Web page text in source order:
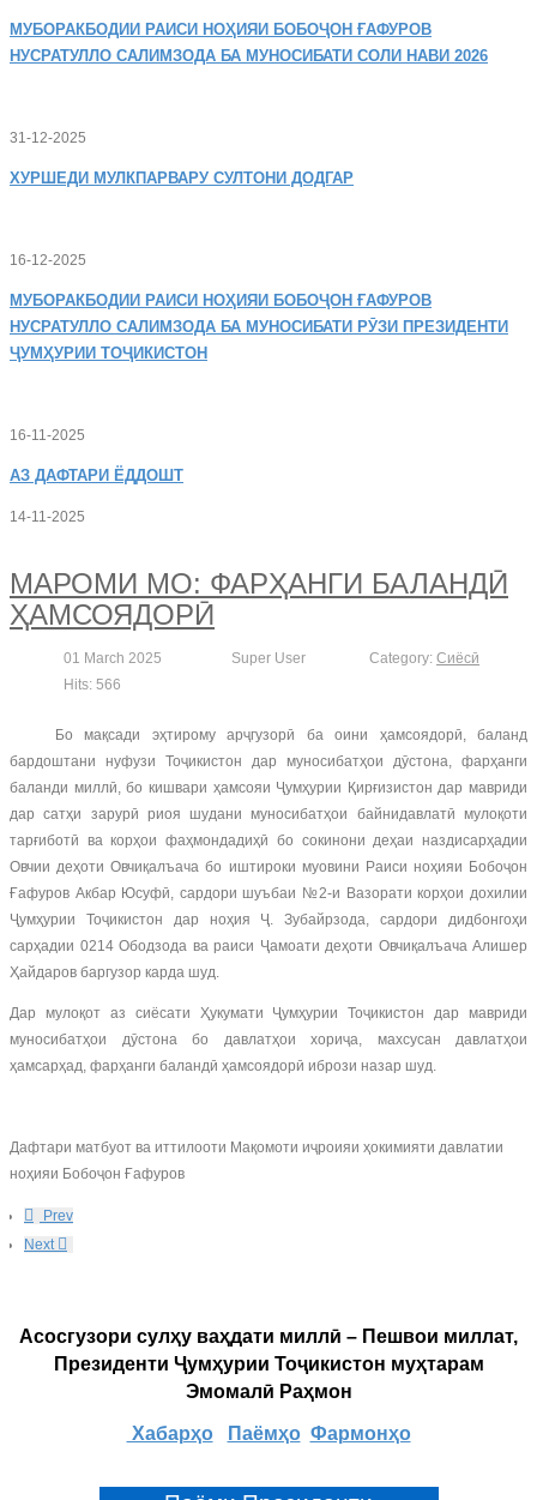
МУБОРАКБОДИИ РАИСИ НОҲИЯИ БОБОҶОН ҒАФУРОВ
НУСРАТУЛЛО САЛИМЗОДА БА МУНОСИБАТИ СОЛИ НАВИ 2026
31-12-2025
ХУРШЕДИ МУЛКПАРВАРУ СУЛТОНИ ДОДГАР
16-12-2025
МУБОРАКБОДИИ РАИСИ НОҲИЯИ БОБОҶОН ҒАФУРОВ
НУСРАТУЛЛО САЛИМЗОДА БА МУНОСИБАТИ РӮЗИ ПРЕЗИДЕНТИ
ҶУМҲУРИИ ТОҶИКИСТОН
16-11-2025
АЗ ДАФТАРИ ЁДДОШТ
14-11-2025
МАРОМИ МО: ФАРҲАНГИ БАЛАНДӢ
ҲАМСОЯДОРӢ
01 March 2025 Super User Category: Сиёсӣ
Hits: 566
Бо мақсади эҳтирому арҷгузорӣ ба оини ҳамсоядорӣ, баланд
бардоштани нуфузи Тоҷикистон дар муносибатҳои дӯстона, фарҳанги
баланди миллӣ, бо кишвари ҳамсояи Ҷумҳурии Қирғизистон дар мавриди
дар сатҳи зарурӣ риоя шудани муносибатҳои байнидавлатӣ мулоқоти
тарғиботӣ ва корҳои фаҳмондадиҳӣ бо сокинони деҳаи наздисарҳадии
Овчии деҳоти Овчиқалъача бо иштироки муовини Раиси ноҳияи Бобоҷон
Ғафуров Акбар Юсуфӣ, сардори шуъбаи №2-и Вазорати корҳои дохилии
Ҷумҳурии Тоҷикистон дар ноҳия Ҷ. Зубайрзода, сардори дидбонгоҳи
сарҳадии 0214 Ободзода ва раиси Ҷамоати деҳоти Овчиқалъача Алишер
Ҳайдаров баргузор карда шуд.
Дар мулоқот аз сиёсати Ҳукумати Ҷумҳурии Тоҷикистон дар мавриди
муносибатҳои дӯстона бо давлатҳои хориҷа, махсусан давлатҳои
ҳамсарҳад, фарҳанги баландӣ ҳамсоядорӣ ибрози назар шуд.
Дафтари матбуот ва иттилооти Мақомоти иҷроияи ҳокимияти давлатии
ноҳияи Бобоҷон Ғафуров
Prev
Next
Асосгузори сулҳу ваҳдати миллӣ – Пешвои миллат,
Президенти Ҷумҳурии Тоҷикистон муҳтарам
Эмомалӣ Раҳмон
Хабарҳо Паёмҳо Фармонҳо